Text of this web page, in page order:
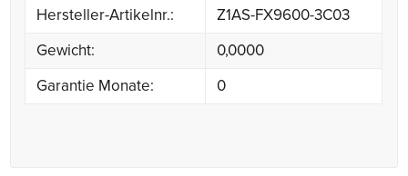
Hersteller-Artikelnr.:
Z1AS-FX9600-3C03
Gewicht:
0,0000
Garantie Monate:
0